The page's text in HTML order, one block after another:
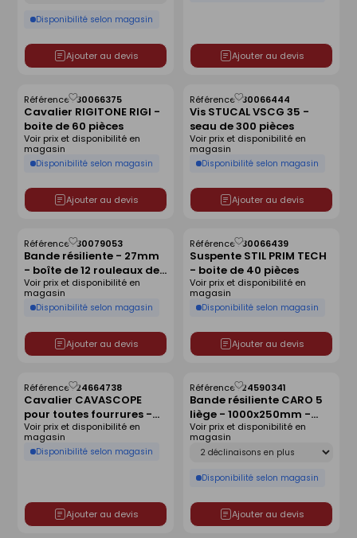
Disponibilité selon magasin
Ajouter au devis Ajouter au devis
Cavalier RIGITONE RIGI -
boite de 60 pièces
Référence :30066375
Disponibilité selon magasin
Voir prix et disponibilité en
magasin
Ajouter au devis
Enregistrer
comme
liste
Vis STUCAL VSCG 35 -
seau de 300 pièces
Référence :30066444
Disponibilité selon magasin
Voir prix et disponibilité en
magasin
Ajouter au devis
Enregistrer
comme
liste
Bande résiliente - 27mm
- boîte de 12 rouleaux de
20m
Référence :30079053
Disponibilité selon magasin
Voir prix et disponibilité en
magasin
Ajouter au devis
Enregistrer
comme
liste
Suspente STIL PRIM TECH
- boite de 40 pièces
Référence :30066439
Disponibilité selon magasin
Voir prix et disponibilité en
magasin
Ajouter au devis
Enregistrer
comme
liste
Cavalier CAVASCOPE
pour toutes fourrures -
boîte de 100 pièces
Référence :24664738
Disponibilité selon magasin
Voir prix et disponibilité en
magasin
Ajouter au devis
Enregistrer
comme
liste
Bande résiliente CARO 5
liège - 1000x250mm -
paquet de 60 pièces
Référence :24590341
Déclinaison
Disponibilité selon magasin
Voir prix et disponibilité en
magasin
Ajouter au devis
Enregistrer
comme
liste